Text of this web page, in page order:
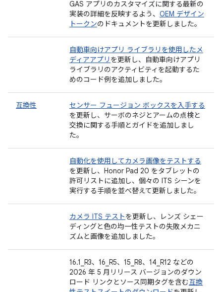
GAS アプリのカスタマイズに関する最新の
実装の詳細を反映するよう、 OEM デザイン
トークンのドキュメントを更新しました。
自動車向けアプリ ライブラリを使用したメ
ディアアプリ を更新し、自動車向けアプリ
ライブラリのアクティビティを起動するた
めのコード例を追加しました。
互換性
センサー フュージョン ボックスを入手する
を更新し、サーボのネジとアームの点検と
交換に関する手順とガイドを追加しまし
た。
自動化を使用してカメラ画像をテストする
を更新し、Honor Pad 20 をタブレットの
許可リストに追加し、個々の ITS シーンを
実行する手順を並べ替えて更新しました。
カメラ ITS テストを更新し、レンズ シェー
ディングと色の均一性テストの失敗メカニ
ズムと画像を追加しました。
16.1_R3、16_R5、15_R8、14_R12 などの
2026 年 5 月リリース バージョンのダウン
ロード リンクとソース同期タグを含む互換